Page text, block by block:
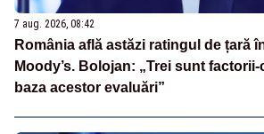
7 aug. 2026, 08:42
România află astăzi ratingul de țară
Moody’s. Bolojan: „Trei sunt
baza acestor evaluări”